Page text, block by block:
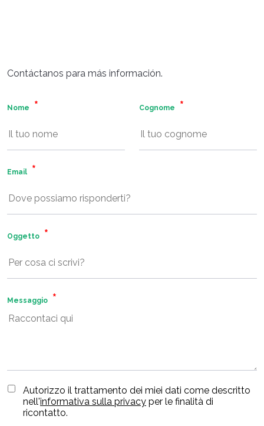
Contáctanos para más información.
Nome Cognome
Email
Oggetto
Messaggio
Autorizzo il trattamento dei miei dati come descritto
nell'informativa sulla privacy per le finalità di
ricontatto.